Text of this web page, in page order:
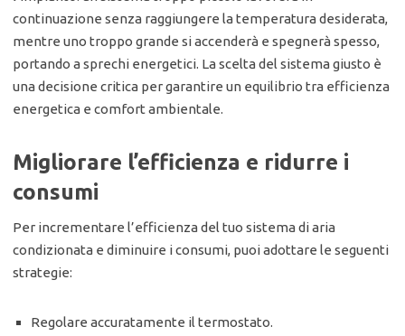
continuazione senza raggiungere la temperatura desiderata,
mentre uno troppo grande si accenderà e spegnerà spesso,
portando a sprechi energetici. La scelta del sistema giusto è
una decisione critica per garantire un equilibrio tra efficienza
energetica e comfort ambientale.
Migliorare l’efficienza e ridurre i
consumi
Per incrementare l’efficienza del tuo sistema di aria
condizionata e diminuire i consumi, puoi adottare le seguenti
strategie:
Regolare accuratamente il termostato.